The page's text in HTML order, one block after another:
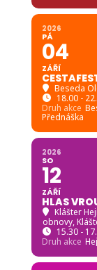
2026
PÁ
04
ZÁŘÍ
Beseda
18.00 -
Druh akce
Přednáška
2026
SO
12
ZÁŘÍ
HLAS
Klášter
obnovy,
15.30 -
Druh akce